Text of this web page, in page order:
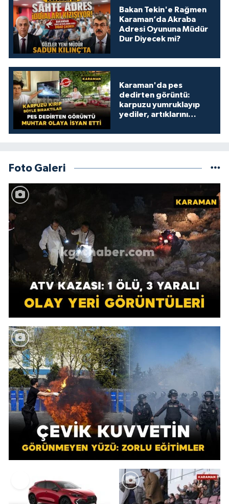
Bakan Tekin'e Rağmen
Karaman’da Akraba
Adresi Oyununa Müdür
Dur Diyecek mi?
Karaman'da pes
dedirten görüntü:
karpuzu yumruklayıp
yediler, artıklarını
Foto Galeri